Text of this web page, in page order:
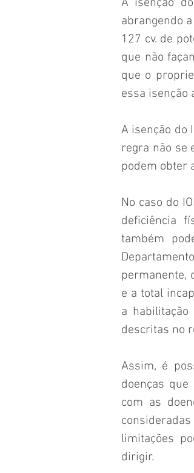
abrangendo
127 cv. de
que não
que o
essa isenção
A isenção do
regra não se
podem obter
No caso do
deficiência
também
permanente,
e a total
a
descritas no
Assim, é
doenças
com as
limitações
dirigir.